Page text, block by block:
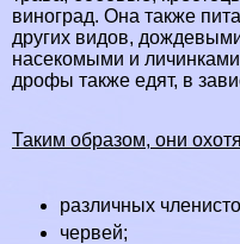
виноград. Она также
других видов,
насекомыми и
дрофы также едят, в
Таким образом, они
различных
червей;